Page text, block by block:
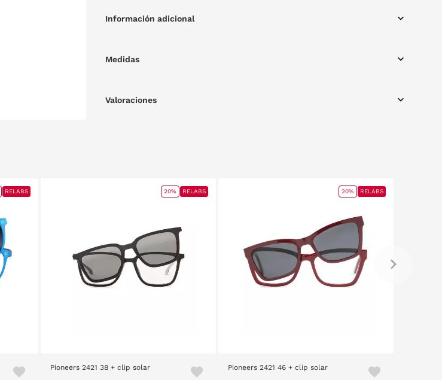
Información adicional
Medidas
Valoraciones
RELABS
Pioneers 2421 38 + clip solar
20% RELABS
Pioneers 2421 46 + clip solar
20% RELABS